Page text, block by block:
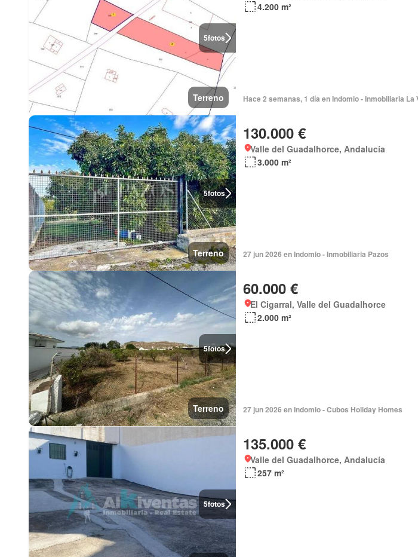
5fotos
Terreno
4.200 m²
Hace 2 semanas, 1 día en Indomio - Inmobiliaria La
5fotos
Terreno
130.000 €
Valle del Guadalhorce, Andalucía
3.000 m²
27 jun 2026 en Indomio - Inmobiliaria Pazos
5fotos
Terreno
60.000 €
El Cigarral, Valle del Guadalhorce
2.000 m²
27 jun 2026 en Indomio - Cubos Holiday Homes
5fotos
135.000 €
Valle del Guadalhorce, Andalucía
257 m²